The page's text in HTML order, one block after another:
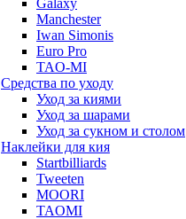
Galaxy
Manchester
Iwan Simonis
Euro Pro
TAO-MI
Средства по уходу
Уход за киями
Уход за шарами
Уход за сукном и столом
Наклейки для кия
Startbilliards
Tweeten
MOORI
TAOMI